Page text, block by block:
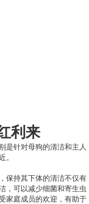
利来
是针对母狗的清洁和主人
。
保持其下体的清洁不仅有
，可以减少细菌和寄生虫
家庭成员的欢迎，有助于